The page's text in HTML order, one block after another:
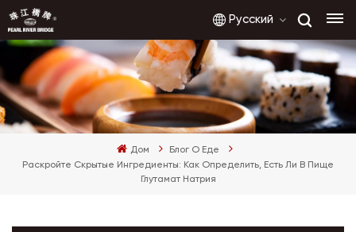
Русский
English
français
español
Дом
Блог О Еде
Раскройте Скрытые Ингредиенты: Как Определить, Есть Ли В Пище
Глутамат Натрия